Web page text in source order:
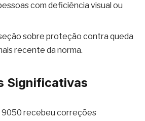
com deficiência visual ou
sobre proteção contra queda
recente da norma.
Significativas
9050 recebeu correções